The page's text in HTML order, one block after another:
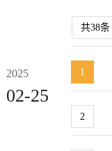
2025
02-25
共38条
1
2